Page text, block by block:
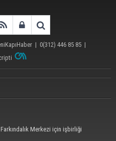
| 0(312) 446 85 85|
Merkezi için işbirliği